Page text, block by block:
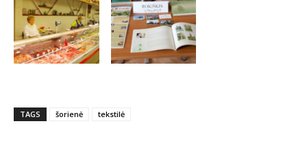
TAGS šorienė tekstilė